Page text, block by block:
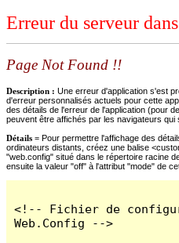
Erreur du serveur
Page Not Found !!
Description : Une erreur d'application s'est
d'erreur personnalisés actuels pour cette
des détails de l'erreur de l'application (pour
peuvent être affichés par les navigateurs
Détails = Pour permettre l'affichage des
ordinateurs distants, créez une balise
"web.config" situé dans le répertoire racine
ensuite la valeur "off" à l'attribut "mode" de
<!-- Fichier de
Web.Config -->